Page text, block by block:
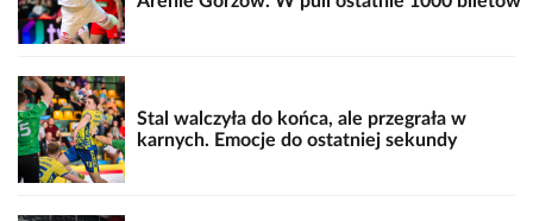
Stal walczyła do końca, ale przegrała w
karnych. Emocje do ostatniej sekundy